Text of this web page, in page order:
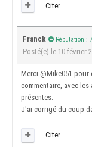
Citer
Franck Réputation :
Posté(e) le 10 février
Merci @Mike051 pour
commentaire, avec les
présentes.
J'ai corrigé du coup
Citer